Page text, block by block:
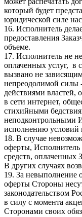
который будет
юридической силе
16. Исполнитель
предоставления
объеме.
17. Исполнитель не
оплаченных услуг, в
вызвано не
непреодолимой силы
действиями властей,
в сети интернет,
стихийными
неподконтрольными
исполнению условий
18. В случае
оферты, Исполнитель
средств, оплаченных
В других случаях
19. За невыполнение
оферты Стороны
законодательством
в силу с момента
Сторонами своих